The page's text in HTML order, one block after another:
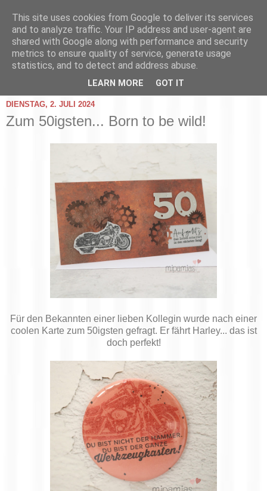
DIENSTAG, 2. JULI 2024
Zum 50igsten... Born to be wild!
Für den Bekannten einer lieben Kollegin wurde nach einer
coolen Karte zum 50igsten gefragt. Er fährt Harley... das ist
doch perfekt!
This site uses cookies from Google to deliver its services
and to analyze traffic. Your IP address and user-agent are
shared with Google along with performance and security
metrics to ensure quality of service, generate usage
statistics, and to detect and address abuse.
LEARN MORE GOT IT